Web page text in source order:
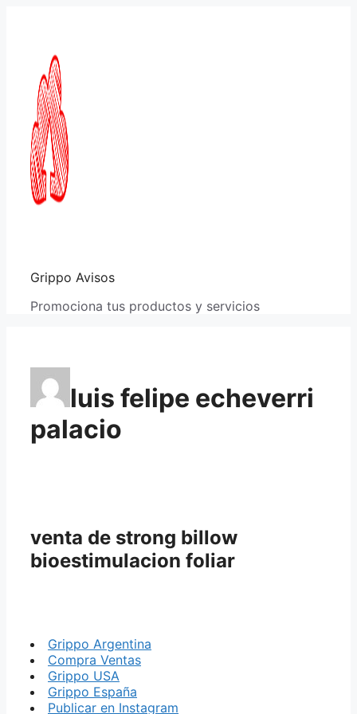
Grippo Avisos
Promociona tus productos y servicios
luis felipe echeverri
palacio
venta de strong billow
bioestimulacion foliar
Grippo Argentina
Compra Ventas
Grippo USA
Grippo España
Publicar en Instagram